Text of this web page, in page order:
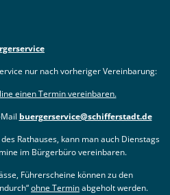
nur nach vorheriger Vereinbarung:
einen Termin vereinbaren.
buergerservice@schifferstadt.de
Rathauses, kann man auch Dienstags
im Bürgerbüro vereinbaren.
Führerscheine können zu den
ohne Terminabgeholt werden.